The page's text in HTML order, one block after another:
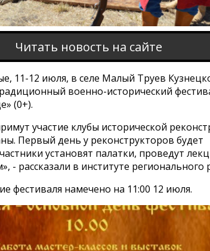
Читать новость на сайте
11-12 июля, в селе Малый Труев
военно-исторический
(0+).
участие клубы исторической
Первый день у реконструкторов будет
установят палатки, проведут
- рассказали в институте регионального
фестиваля намечено на 11:00 12 июля.